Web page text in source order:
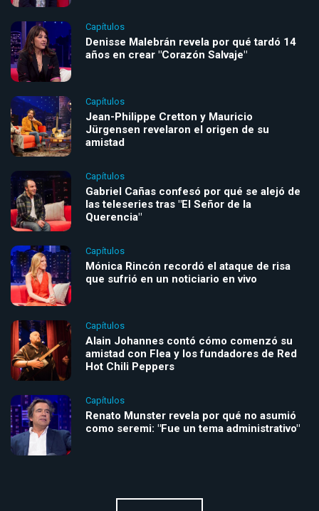
Capítulos
Denisse Malebrán revela por qué tardó 14
años en crear "Corazón Salvaje"
Capítulos
Jean-Philippe Cretton y Mauricio
Jürgensen revelaron el origen de su
amistad
Capítulos
Gabriel Cañas confesó por qué se alejó de
las teleseries tras "El Señor de la
Querencia"
Capítulos
Mónica Rincón recordó el ataque de risa
que sufrió en un noticiario en vivo
Capítulos
Alain Johannes contó cómo comenzó su
amistad con Flea y los fundadores de Red
Hot Chili Peppers
Capítulos
Renato Munster revela por qué no asumió
como seremi: "Fue un tema administrativo"